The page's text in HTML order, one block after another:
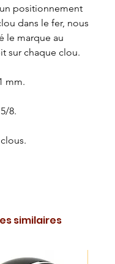
positionnement
dans le fer, nous
le marque au
sur chaque clou.
mm.
8.
similaires